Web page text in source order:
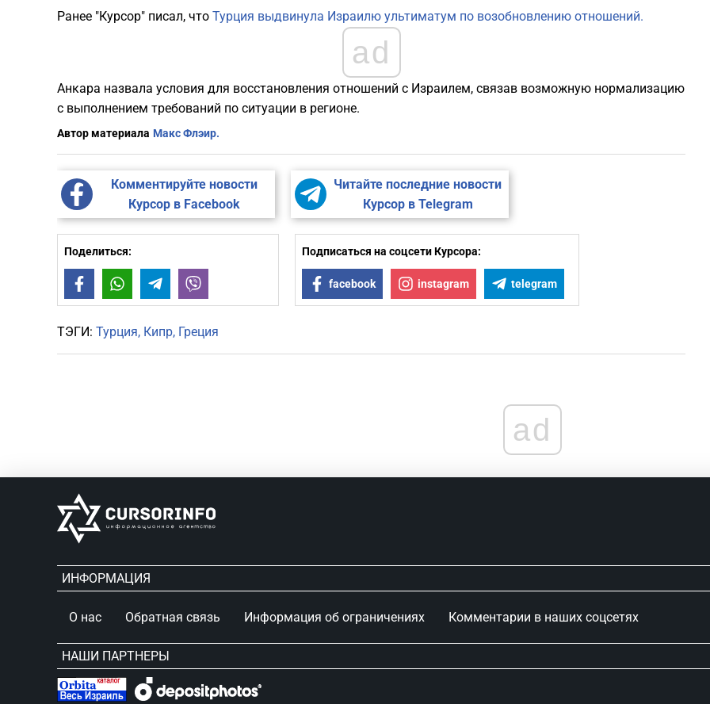
Ранее "Курсор" писал, что Турция выдвинула Израилю ультиматум по возобновлению отношений.
ad
Анкара назвала условия для восстановления отношений с Израилем, связав возможную нормализацию
с выполнением требований по ситуации в регионе.
Автор материала Макс Флэир.
Комментируйте новости
Курсор в Facebook
Читайте последние новости
Курсор в Telegram
Поделиться:
FacebookWhatsAppTelegram
Подписаться на соцсети Курсора:
facebook instagram telegram
ТЭГИ: Турция Кипр Греция
ad
ИНФОРМАЦИЯ
О нас Обратная связь Информация об ограничениях Комментарии в наших соцсетях
НАШИ ПАРТНЕРЫ